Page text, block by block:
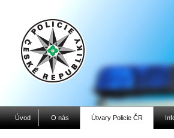
Úvod O nás Útvary Policie ČR